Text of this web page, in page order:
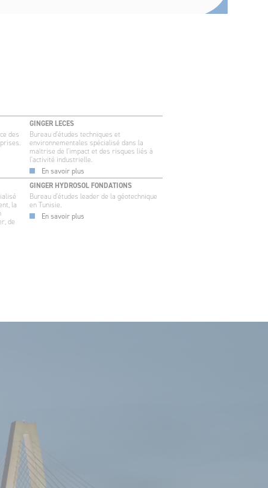
des
GINGER LECES
Bureau d'études techniques et
environnementales spécialisé dans la
maîtrise de l'impact et des risques liés à
l'activité industrielle.
En savoir plus
la
de
GINGER HYDROSOL FONDATIONS
Bureau d'études leader de la géotechnique
en Tunisie.
En savoir plus